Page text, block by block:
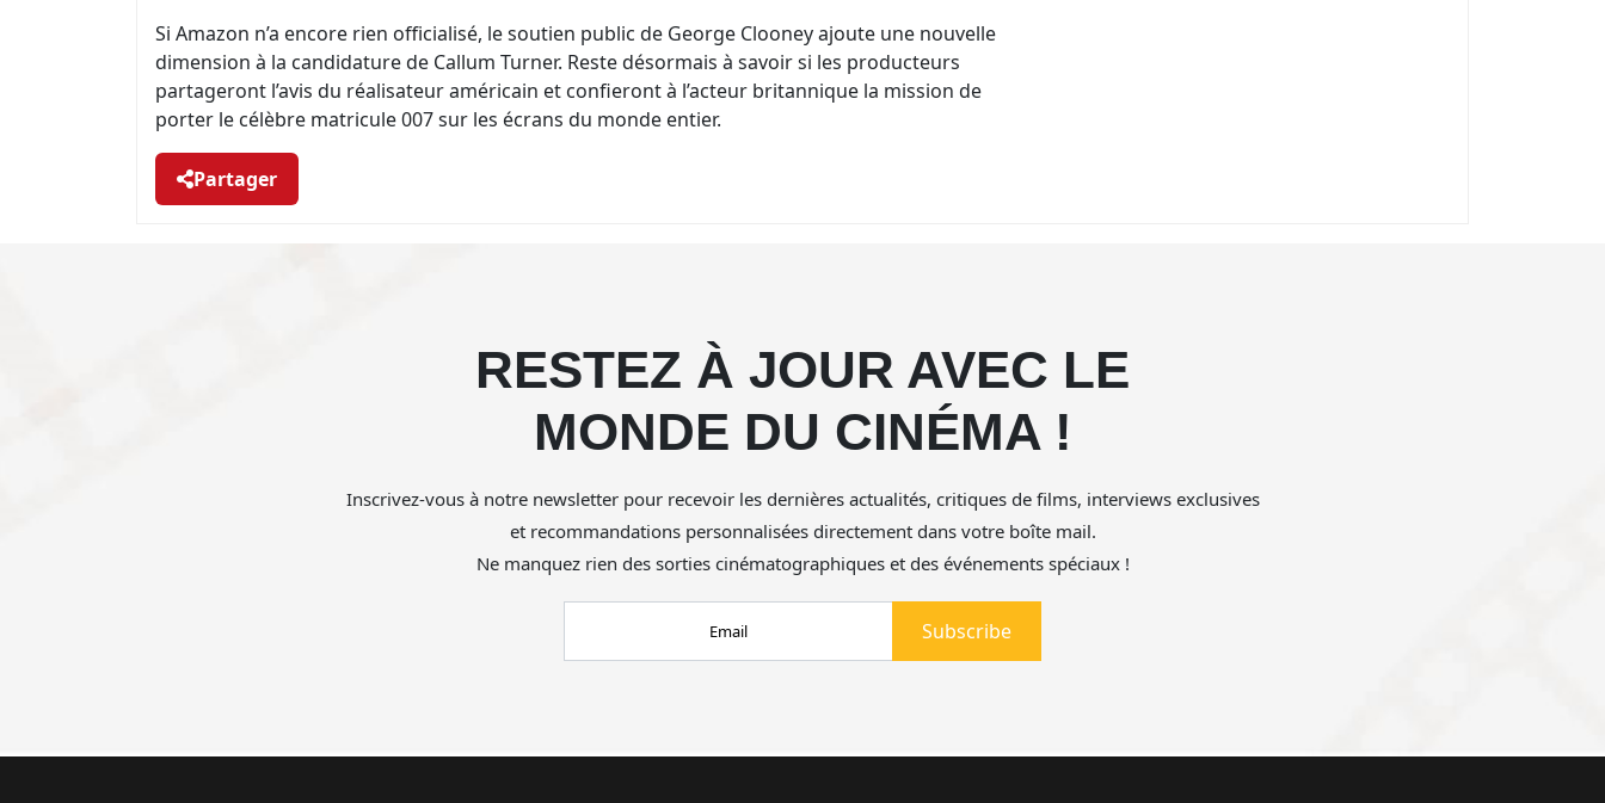
Si Amazon n’a encore rien officialisé, le soutien public de George Clooney ajoute une nouvelle
dimension à la candidature de Callum Turner. Reste désormais à savoir si les producteurs
partageront l’avis du réalisateur américain et confieront à l’acteur britannique la mission de
porter le célèbre matricule 007 sur les écrans du monde entier.
Partager
RESTEZ À JOUR AVEC LE
MONDE DU CINÉMA !
Inscrivez-vous à notre newsletter pour recevoir les dernières actualités, critiques de films, interviews exclusives
et recommandations personnalisées directement dans votre boîte mail.
Ne manquez rien des sorties cinématographiques et des événements spéciaux !